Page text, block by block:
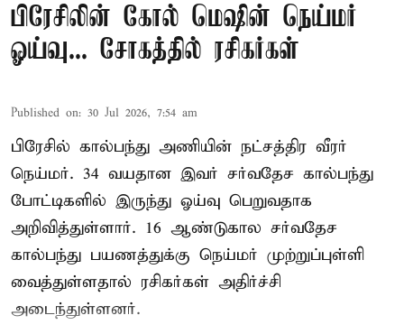
பிரேசிலின் கோல் மெஷின் நெய்மர்
ஓய்வு... சோகத்தில் ரசிகர்கள்
Published on: 30 Jul 2026, 7:54 am
பிரேசில் கால்பந்து அணியின் நட்சத்திர வீரர்
நெய்மர். 34 வயதான இவர் சர்வதேச கால்பந்து
போட்டிகளில் இருந்து ஓய்வு பெறுவதாக
அறிவித்துள்ளார். 16 ஆண்டுகால சர்வதேச
கால்பந்து பயணத்துக்கு நெய்மர் முற்றுப்புள்ளி
வைத்துள்ளதால் ரசிகர்கள் அதிர்ச்சி
அடைந்துள்ளனர்.